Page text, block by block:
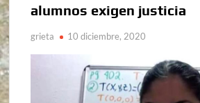
alumnos exigen justicia
grieta 10 diciembre, 2020